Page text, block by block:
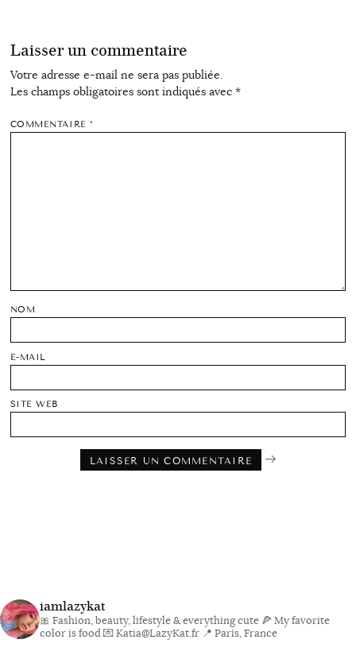
Laisser un commentaire
Votre adresse e-mail ne sera pas publiée.
Les champs obligatoires sont indiqués avec *
COMMENTAIRE*
NOM
E-MAIL
SITE WEB
iamlazykat
🎀 Fashion, beauty, lifestyle & everything cute 🍕 My favorite
color is food💌 Katia@LazyKat.fr 📍 Paris, France